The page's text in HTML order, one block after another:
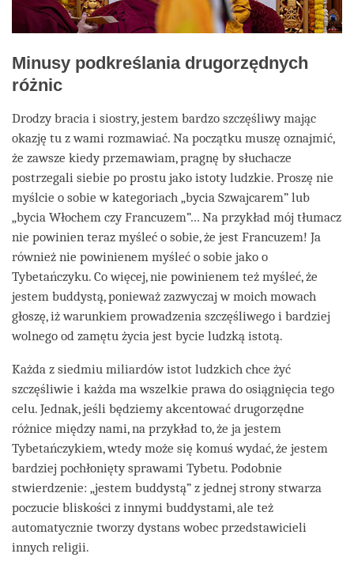
Minusy podkreślania drugorzędnych
różnic
Drodzy bracia i siostry, jestem bardzo szczęśliwy mając
okazję tu z wami rozmawiać. Na początku muszę oznajmić,
że zawsze kiedy przemawiam, pragnę by słuchacze
postrzegali siebie po prostu jako istoty ludzkie. Proszę nie
myślcie o sobie w kategoriach „bycia Szwajcarem” lub
„bycia Włochem czy Francuzem”… Na przykład mój tłumacz
nie powinien teraz myśleć o sobie, że jest Francuzem! Ja
również nie powinienem myśleć o sobie jako o
Tybetańczyku. Co więcej, nie powinienem też myśleć, że
jestem buddystą, ponieważ zazwyczaj w moich mowach
głoszę, iż warunkiem prowadzenia szczęśliwego i bardziej
wolnego od zamętu życia jest bycie ludzką istotą.
Każda z siedmiu miliardów istot ludzkich chce żyć
szczęśliwie i każda ma wszelkie prawa do osiągnięcia tego
celu. Jednak, jeśli będziemy akcentować drugorzędne
różnice między nami, na przykład to, że ja jestem
Tybetańczykiem, wtedy może się komuś wydać, że jestem
bardziej pochłonięty sprawami Tybetu. Podobnie
stwierdzenie: „jestem buddystą” z jednej strony stwarza
poczucie bliskości z innymi buddystami, ale też
automatycznie tworzy dystans wobec przedstawicieli
innych religii.